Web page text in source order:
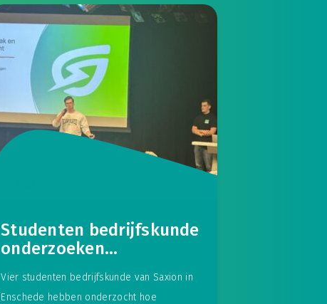
Studenten bedrijfskunde
onderzoeken
dorpsgerichte aanpak
van Essenkracht
Vier studenten bedrijfskunde van Saxion in
Enschede hebben onderzocht hoe